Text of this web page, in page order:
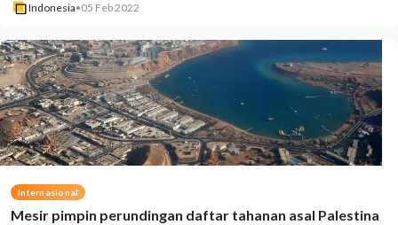
Indonesia•05 Feb 2022
Internasional
Mesir pimpin perundingan daftar tahanan asal Palestina